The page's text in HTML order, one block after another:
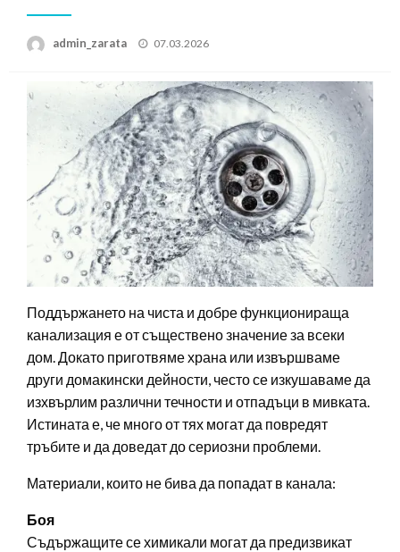
admin_zarata
Posted
07.03.2026
Поддържането на чиста и добре функционираща
канализация е от съществено значение за всеки
дом. Докато приготвяме храна или извършваме
други домакински дейности, често се изкушаваме да
изхвърлим различни течности и отпадъци в мивката.
Истината е, че много от тях могат да повредят
тръбите и да доведат до сериозни проблеми.
Материали, които не бива да попадат в канала:
Боя
Съдържащите се химикали могат да предизвикат